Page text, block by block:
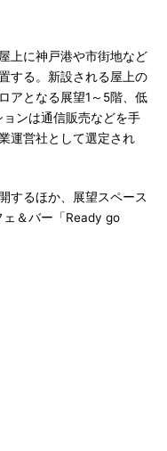
上に神戸港や市街地など
する。新設される屋上の
アとなる展望1～5階、低
ンは通信販売などを手
運営社として選定され
するほか、展望スペース
＆バー「Ready go